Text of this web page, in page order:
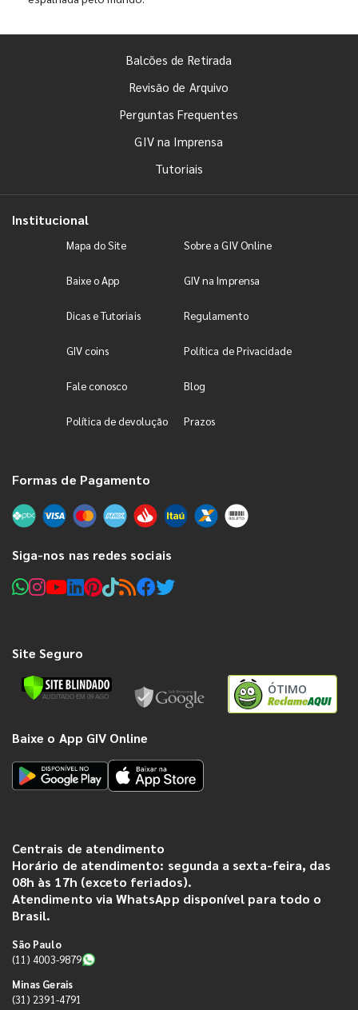
Balcões de Retirada
Revisão de Arquivo
Perguntas Frequentes
GIV na Imprensa
Tutoriais
Institucional
Mapa do Site Sobre a GIV Online
Baixe o App GIV na Imprensa
Dicas e Tutoriais Regulamento
GIV coins Política de Privacidade
Fale conosco Blog
Política de devolução Prazos
Formas de Pagamento
Siga-nos nas redes sociais
Site Seguro
ÓTIMO
Baixe o App GIV Online
Centrais de atendimento
Horário de atendimento: segunda a sexta-feira, das
08h às 17h (exceto feriados).
Atendimento via WhatsApp disponível para todo o
Brasil.
São Paulo
(11) 4003-9879
Minas Gerais
(31) 2391-4791